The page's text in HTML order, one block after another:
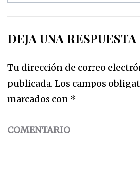
DEJA UNA RESPUESTA
Tu dirección de correo
publicada. Los campos
marcados con *
COMENTARIO